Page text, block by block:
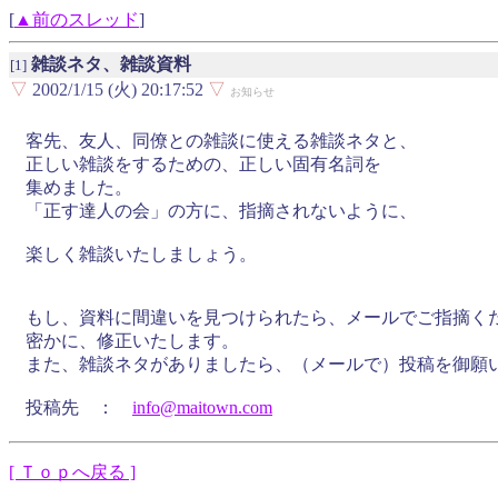
[ ▲前のスレッド]
[1] 雑談ネタ、雑談資料
▽ 2002/1/15 (火) 20:17:52 ▽
お知らせ
客先、友人、同僚との雑談に使える雑談ネタと、
正しい雑談をするための、正しい固有名詞を
集めました。
「正す達人の会」の方に、指摘されないように、
楽しく雑談いたしましょう。
もし、資料に間違いを見つけられたら、メールでご指摘く
密かに、修正いたします。
また、雑談ネタがありましたら、（メールで）投稿を御願
投稿先 ： info@maitown.com
[ Ｔｏｐへ戻る ]